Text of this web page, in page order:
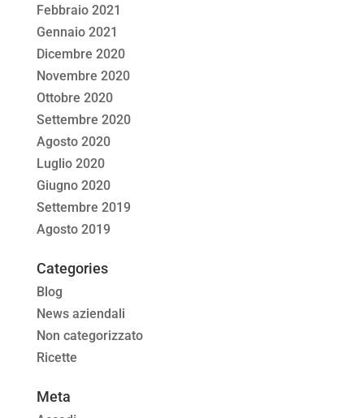
Febbraio 2021
Gennaio 2021
Dicembre 2020
Novembre 2020
Ottobre 2020
Settembre 2020
Agosto 2020
Luglio 2020
Giugno 2020
Settembre 2019
Agosto 2019
Categories
Blog
News aziendali
Non categorizzato
Ricette
Meta